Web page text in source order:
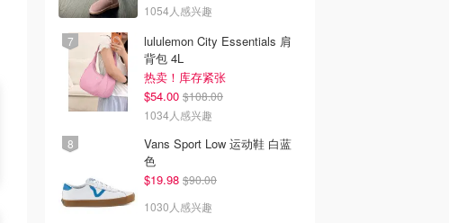
1054人感兴趣
lululemon City Essentials 肩
背包 4L
热卖！库存紧张
$54.00 $108.00
1034人感兴趣
Vans Sport Low 运动鞋 白蓝
色
$19.98 $90.00
1030人感兴趣